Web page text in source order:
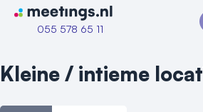
Naar home van Meetings
055 578 65 11
Kleine / intieme